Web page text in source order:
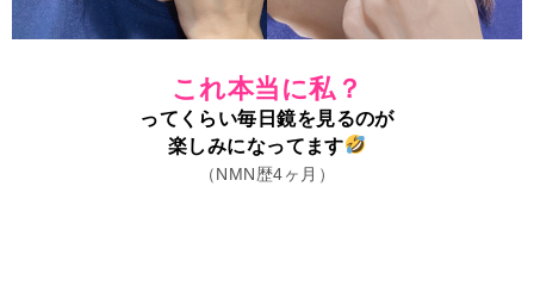
これ本当に私？
ってくらい毎日鏡を見るのが
楽しみになってます
（NMN歴4ヶ月）